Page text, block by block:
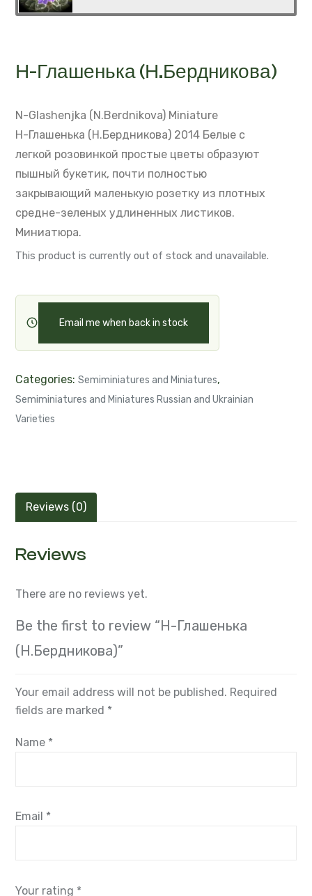
Н-Глашенька (Н.Бердникова)
N-Glashenjka (N.Berdnikova) Miniature
Н-Глашенька (Н.Бердникова) 2014 Белые с
легкой розовинкой простые цветы образуют
пышный букетик, почти полностью
закрывающий маленькую розетку из плотных
средне-зеленых удлиненных листиков.
Миниатюра.
This product is currently out of stock and unavailable.
Email me when back in stock
Categories: Semiminiatures and Miniatures,
Semiminiatures and Miniatures Russian and Ukrainian
Varieties
Reviews (0)
Reviews
There are no reviews yet.
Be the first to review “Н-Глашенька
(Н.Бердникова)”
Your email address will not be published. Required
fields are marked *
Name *
Email *
Your rating *